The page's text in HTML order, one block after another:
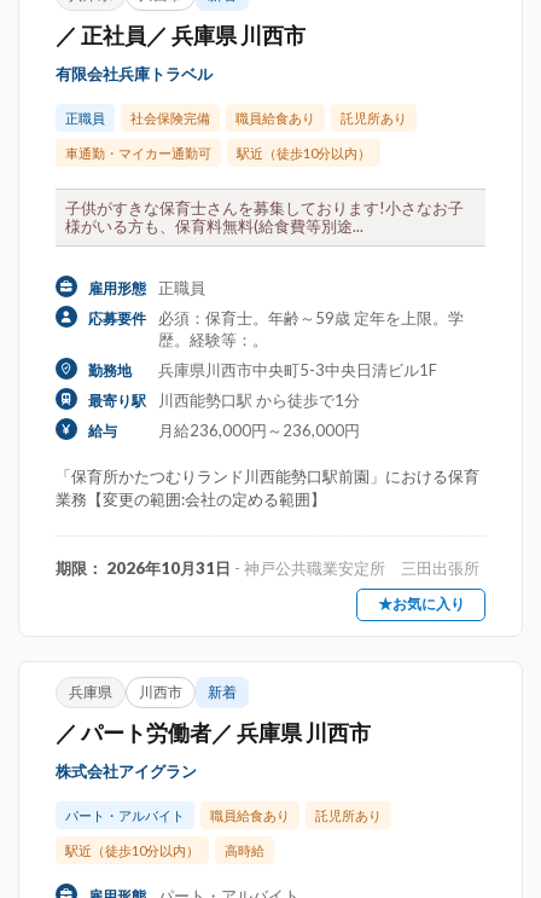
／ 正社員／ 兵庫県 川西市
有限会社兵庫トラベル
正職員 社会保険完備 職員給食あり 託児所あり
車通勤・マイカー通勤可 駅近（徒歩10分以内）
子供がすきな保育士さんを募集しております!小さなお子
様がいる方も、保育料無料(給食費等別途...
雇用形態 正職員
応募要件
必須：保育士。年齢～59歳 定年を上限。学
歴。経験等：。
勤務地 兵庫県川西市中央町5-3中央日清ビル1F
最寄り駅 川西能勢口駅 から徒歩で1分
給与 月給236,000円～236,000円
「保育所かたつむりランド川西能勢口駅前園」における保育
業務【変更の範囲:会社の定める範囲】
期限： 2026年10月31日 - 神戸公共職業安定所 三田出張所
★お気に入り
兵庫県 川西市 新着
／ パート労働者／ 兵庫県 川西市
株式会社アイグラン
パート・アルバイト 職員給食あり 託児所あり
駅近（徒歩10分以内） 高時給